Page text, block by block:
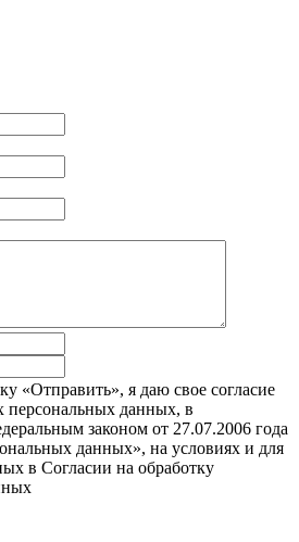
«Отправить», я даю свое согласие
персональных данных, в
законом от 27.07.2006 года
данных», на условиях и для
в Согласии на обработку